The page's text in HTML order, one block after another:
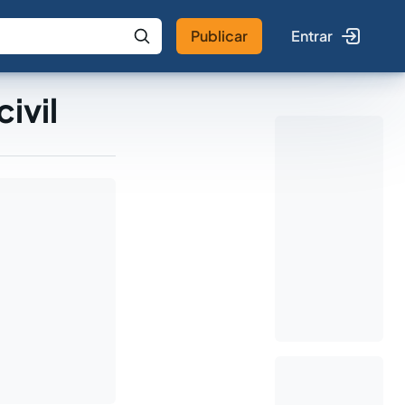
IA Buscar no Jus
Publicar Entrar